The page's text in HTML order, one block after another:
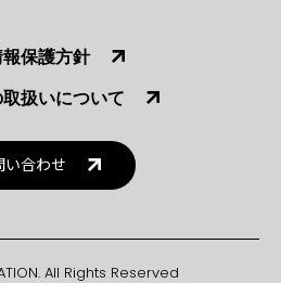
保護方針
扱いについて
い合わせ
All Rights Reserved